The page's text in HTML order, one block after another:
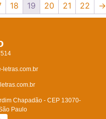
18 19 20 21 22 →
letras.com.br
Chapadão - CEP 13070-
Paulo